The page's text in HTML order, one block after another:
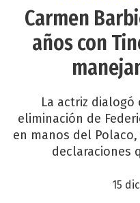
Carmen
años con
La actriz
eliminación de
en manos del
declaraciones
15